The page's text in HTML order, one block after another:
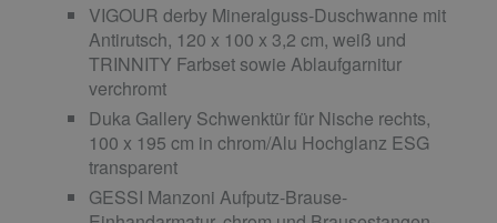
VIGOUR derby Mineralguss-Duschwanne mit
Antirutsch, 120 x 100 x 3,2 cm, weiß und
TRINNITY Farbset sowie Ablaufgarnitur
verchromt
Duka Gallery Schwenktür für Nische rechts,
100 x 195 cm in chrom/Alu Hochglanz ESG
transparent
GESSI Manzoni Aufputz-Brause-